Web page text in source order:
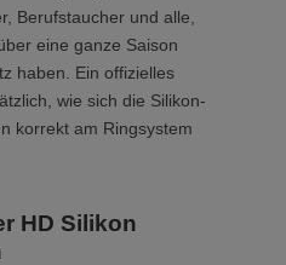
Berufstaucher und alle,
eine ganze Saison
haben. Ein offizielles
wie sich die Silikon-
korrekt am Ringsystem
HD Silikon